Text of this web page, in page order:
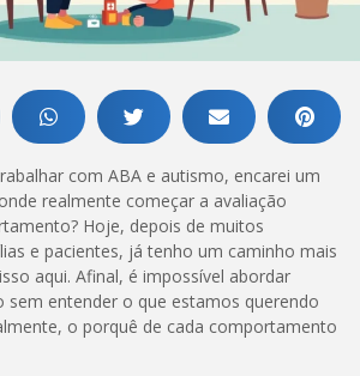
com ABA e autismo, encarei um
realmente começar a avaliação
Hoje, depois de muitos
e pacientes, já tenho um caminho mais
aqui. Afinal, é impossível abordar
sem entender o que estamos querendo
o porquê de cada comportamento